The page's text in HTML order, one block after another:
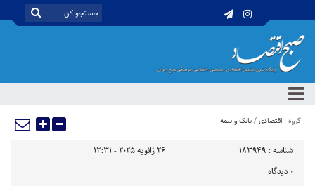
گروه : اقتصادی/بانک و بیمه
شناسه : 183949
26 ژانویه 2025 - 12:31
0 دیدگاه